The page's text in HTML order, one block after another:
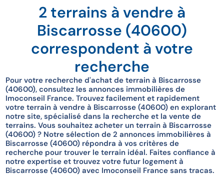
2 terrains à vendre à
Biscarrosse (40600)
correspondent à votre
recherche
Pour votre recherche d'achat de terrain à Biscarrosse
(40600), consultez les annonces immobilières de
Imoconseil France. Trouvez facilement et rapidement
votre terrain à vendre à Biscarrosse (40600) en explorant
notre site, spécialisé dans la recherche et la vente de
terrains. Vous souhaitez acheter un terrain à Biscarrosse
(40600) ? Notre sélection de 2 annonces immobilières à
Biscarrosse (40600) répondra à vos critères de
recherche pour trouver le terrain idéal. Faites confiance à
notre expertise et trouvez votre futur logement à
Biscarrosse (40600) avec Imoconseil France sans tracas.